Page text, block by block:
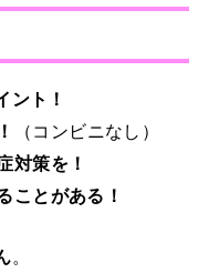
ント！
（コンビニなし）
対策を！
ことがある！
。